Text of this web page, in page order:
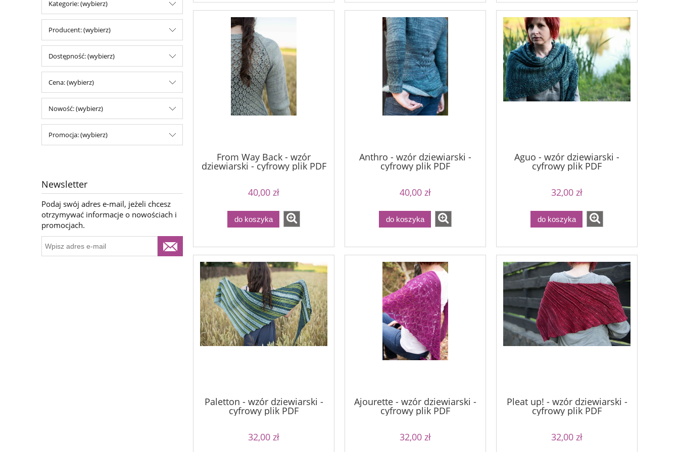
Kategorie: (wybierz)
Producent: (wybierz)
Dostępność: (wybierz)
Cena: (wybierz)
Nowość: (wybierz)
Promocja: (wybierz)
Newsletter
Podaj swój adres e-mail, jeżeli chcesz
otrzymywać informacje o nowościach i
promocjach.
From Way Back - wzór
dziewiarski - cyfrowy plik PDF
40,00 zł
do koszyka
Anthro - wzór dziewiarski -
cyfrowy plik PDF
40,00 zł
do koszyka
Aguo - wzór dziewiarski -
cyfrowy plik PDF
32,00 zł
do koszyka
Paletton - wzór dziewiarski -
cyfrowy plik PDF
32,00 zł
Ajourette - wzór dziewiarski -
cyfrowy plik PDF
32,00 zł
Pleat up! - wzór dziewiarski -
cyfrowy plik PDF
32,00 zł